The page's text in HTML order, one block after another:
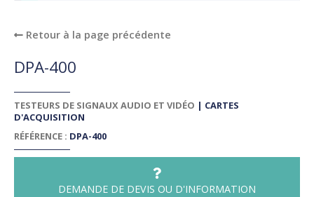
Retour à la page précédente
DPA-400
TESTEURS DE SIGNAUX AUDIO ET VIDÉO | CARTES
D'ACQUISITION
RÉFÉRENCE : DPA-400
DEMANDE DE DEVIS OU D'INFORMATION